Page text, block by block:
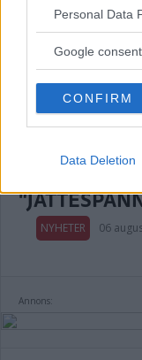
Please note that
not limited to your
use your data for
consent section.
Personal Data
Google
CONFIRM
Data Deletion
Många
myndigheten
NYHETER 06
HON BLIR
NYHETER 06
Annons: